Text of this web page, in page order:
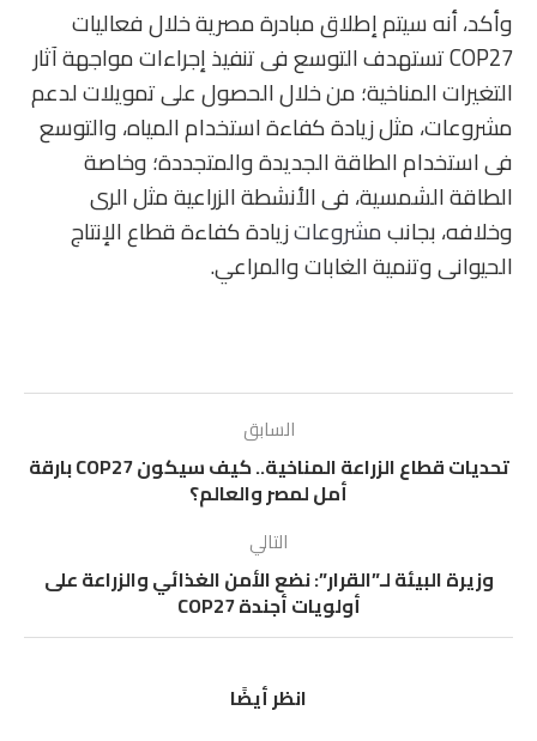
وأكد، أنه سيتم إطلاق مبادرة مصرية خلال فعاليات
COP27 تستهدف التوسع فى تنفيذ إجراءات مواجهة آثار
التغيرات المناخية؛ من خلال الحصول على تمويلات لدعم
مشروعات، مثل زيادة كفاءة استخدام المياه، والتوسع
فى استخدام الطاقة الجديدة والمتجددة؛ وخاصة
الطاقة الشمسية، فى الأنشطة الزراعية مثل الرى
وخلافه، بجانبمشروعاتزيادة كفاءة قطاع الإنتاج
الحيوانى وتنمية الغابات والمراعي.
السابق
تحديات قطاع الزراعة المناخية.. كيف سيكون COP27 بارقة
أمل لمصر والعالم؟
التالي
وزيرة البيئة لـ”القرار”: نضع الأمن الغذائي والزراعة على
أولويات أجندة COP27
انظر أيضًا